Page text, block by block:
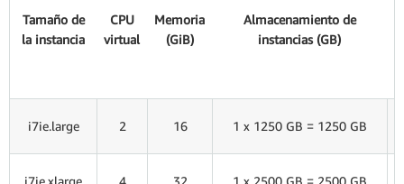
operaciones de base de datos, el cifrado, la
Tamaño de
la instancia
CPU
virtual
Memoria
(GiB)
Almacenamiento de
instancias (GB)
i7ie.large 2 16 1 x 1250 GB = 1250 GB
i7ie.xlarge 4 32 1 x 2500 GB = 2500 GB